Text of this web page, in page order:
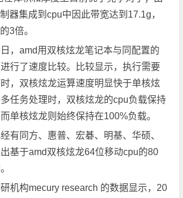
器集成到cpu中因此带宽达到17.1g，
3倍。
amd用双核炫龙笔记本与同配置的
行了速度比较。比较显示，执行需要
，双核炫龙运算速度明显快于单核炫
任务处理时，双核炫龙的cpu负载保持
单核炫龙则始终保持在100%负载。
同方、惠普、宏碁、明基、华硕、
基于amd双核炫龙64位移动cpu的80
构mecury research 的数据显示，20